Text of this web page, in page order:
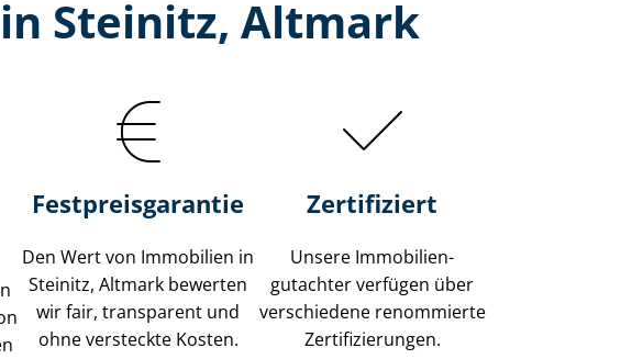
Steinitz, Altmark
Festpreis​garantie
Den Wert von Immobilien in
Steinitz, Altmark bewerten
wir fair, transparent und
ohne versteckte Kosten.
Zertifiziert
Unsere Immobilien­
gutachter verfügen über
verschiedene renommierte
Zer­ti­fi­zie­run­gen.